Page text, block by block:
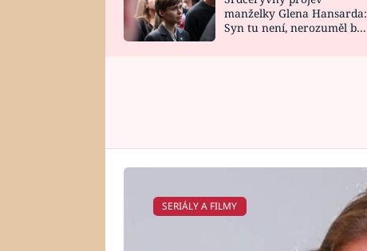
HOROSKOP NA
CELEBRITY
VAŘENÍ
manželky Glena Hansarda:
Syn tu není, nerozuměl by
SERIÁLY A FILMY